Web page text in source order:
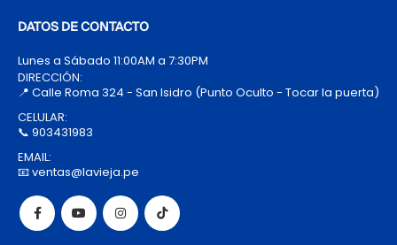
DATOS DE CONTACTO
Lunes a Sábado 11:00AM a 7:30PM
DIRECCIÓN:
📍 Calle Roma 324 - San Isidro (Punto Oculto - Tocar la puerta)
CELULAR:
📞 903431983
EMAIL:
📧 ventas@lavieja.pe